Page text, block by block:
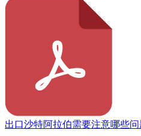
出口沙特阿拉伯需要注意哪些